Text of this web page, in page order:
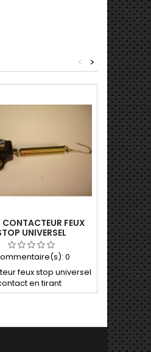
>
<
FEUX
UNIVERSEL
0
feux stop universel
en tirant
5
Lot de 5
32